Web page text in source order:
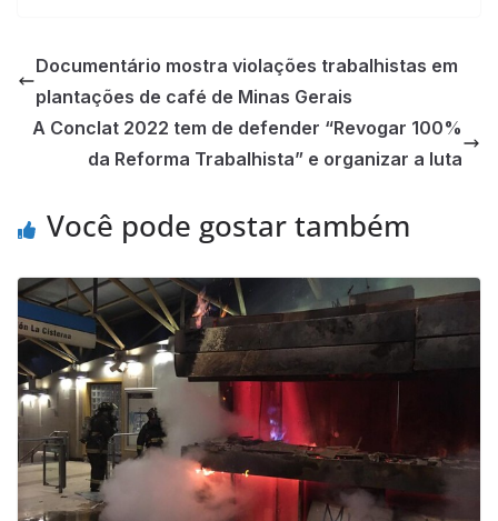
Documentário mostra violações trabalhistas em
plantações de café de Minas Gerais
A Conclat 2022 tem de defender “Revogar 100%
da Reforma Trabalhista” e organizar a luta
Você pode gostar também